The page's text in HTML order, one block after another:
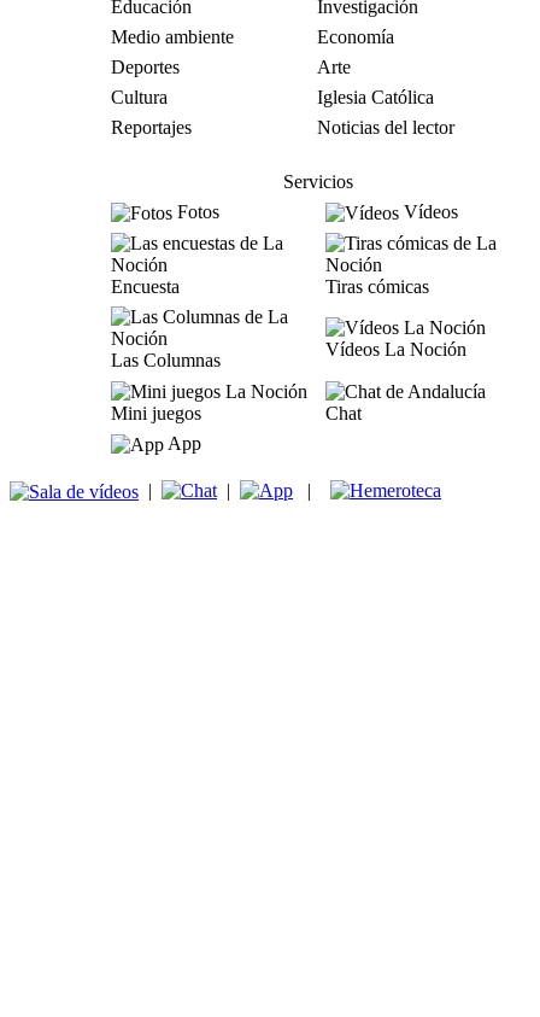
Educación
Investigación
Medio ambiente
Economía
Deportes
Arte
Cultura
Iglesia Católica
Reportajes
Noticias del lector
Servicios
Fotos
Vídeos
Encuesta Tiras cómicas
Las Columnas
Vídeos La Noción
Mini juegos
Chat
App
| | |